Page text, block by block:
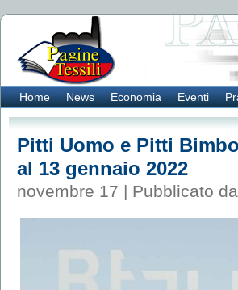
Home News Economia Eventi
Pitti Uomo e Pitti
al 13 gennaio 2022
novembre 17 | Pubblicato